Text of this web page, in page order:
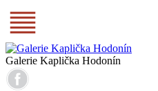
Galerie Kaplička Hodonín